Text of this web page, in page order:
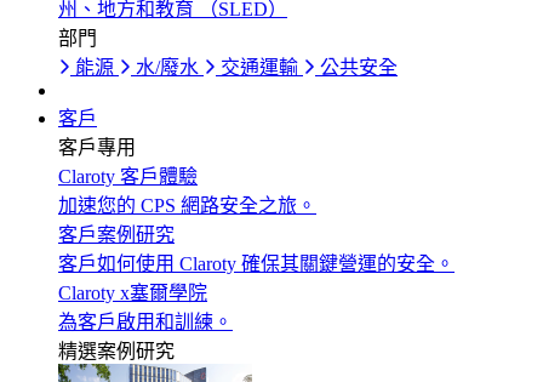
州、地方和教育 （SLED）
部門
能源
水/廢水 交通運輸 公共安全
客戶
客戶專用
Claroty 客戶體驗
加速您的 CPS 網路安全之旅。
客戶案例研究
客戶如何使用 Claroty 確保其關鍵營運的安全。
Claroty x塞爾學院
為客戶啟用和訓練。
精選案例研究